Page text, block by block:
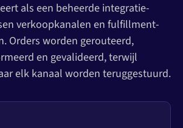
als een beheerde integratie-
verkoopkanalen en fulfillment-
Orders worden gerouteerd,
en gevalideerd, terwijl
elk kanaal worden teruggestuurd.